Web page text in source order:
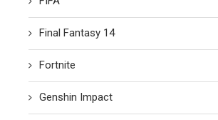
Final Fantasy 14
Fortnite
Genshin Impact